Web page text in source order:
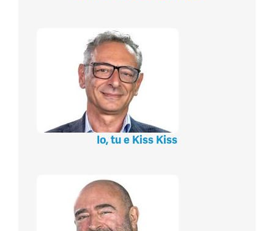
Io, tu e Kiss Kiss